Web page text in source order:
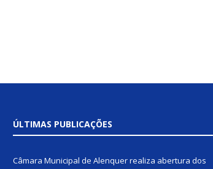
ÚLTIMAS PUBLICAÇÕES
Câmara Municipal de Alenquer realiza abertura dos